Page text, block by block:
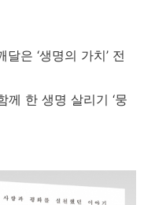
은 ‘생명의 가치’ 전
께 한 생명 살리기 ‘뭉